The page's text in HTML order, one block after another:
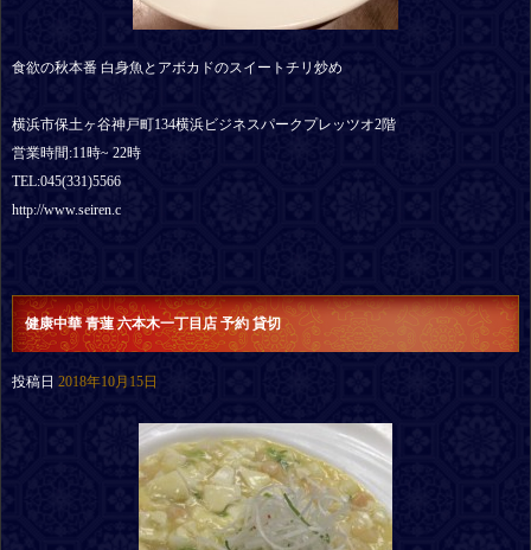
食欲の秋本番 白身魚とアボカドのスイートチリ炒め
横浜市保土ヶ谷神戸町134横浜ビジネスパークプレッツオ2階
営業時間:11時~ 22時
TEL:045(331)5566
http://www.seiren.c
健康中華 青蓮 六本木一丁目店 予約 貸切
投稿日 2018年10月15日